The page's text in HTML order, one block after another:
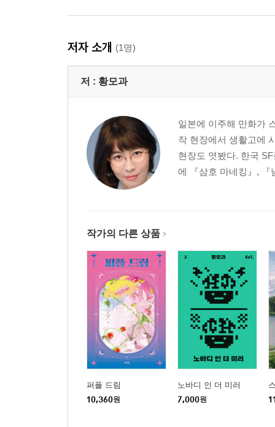
저자 소개 (1명)
저 : 황모과
일본에 이주해 만화가
작 현장에서 생활고에
현장도 엿봤다. 한국
에 『삼호 마네킹』, 『
작가의 다른 상품
퍼플 드림
10,360원
노바디 인 더 미러
7,000원